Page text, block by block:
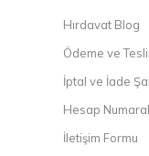
Hırdavat Blog
Ödeme ve
İptal ve İade
Hesap
İletişim Formu